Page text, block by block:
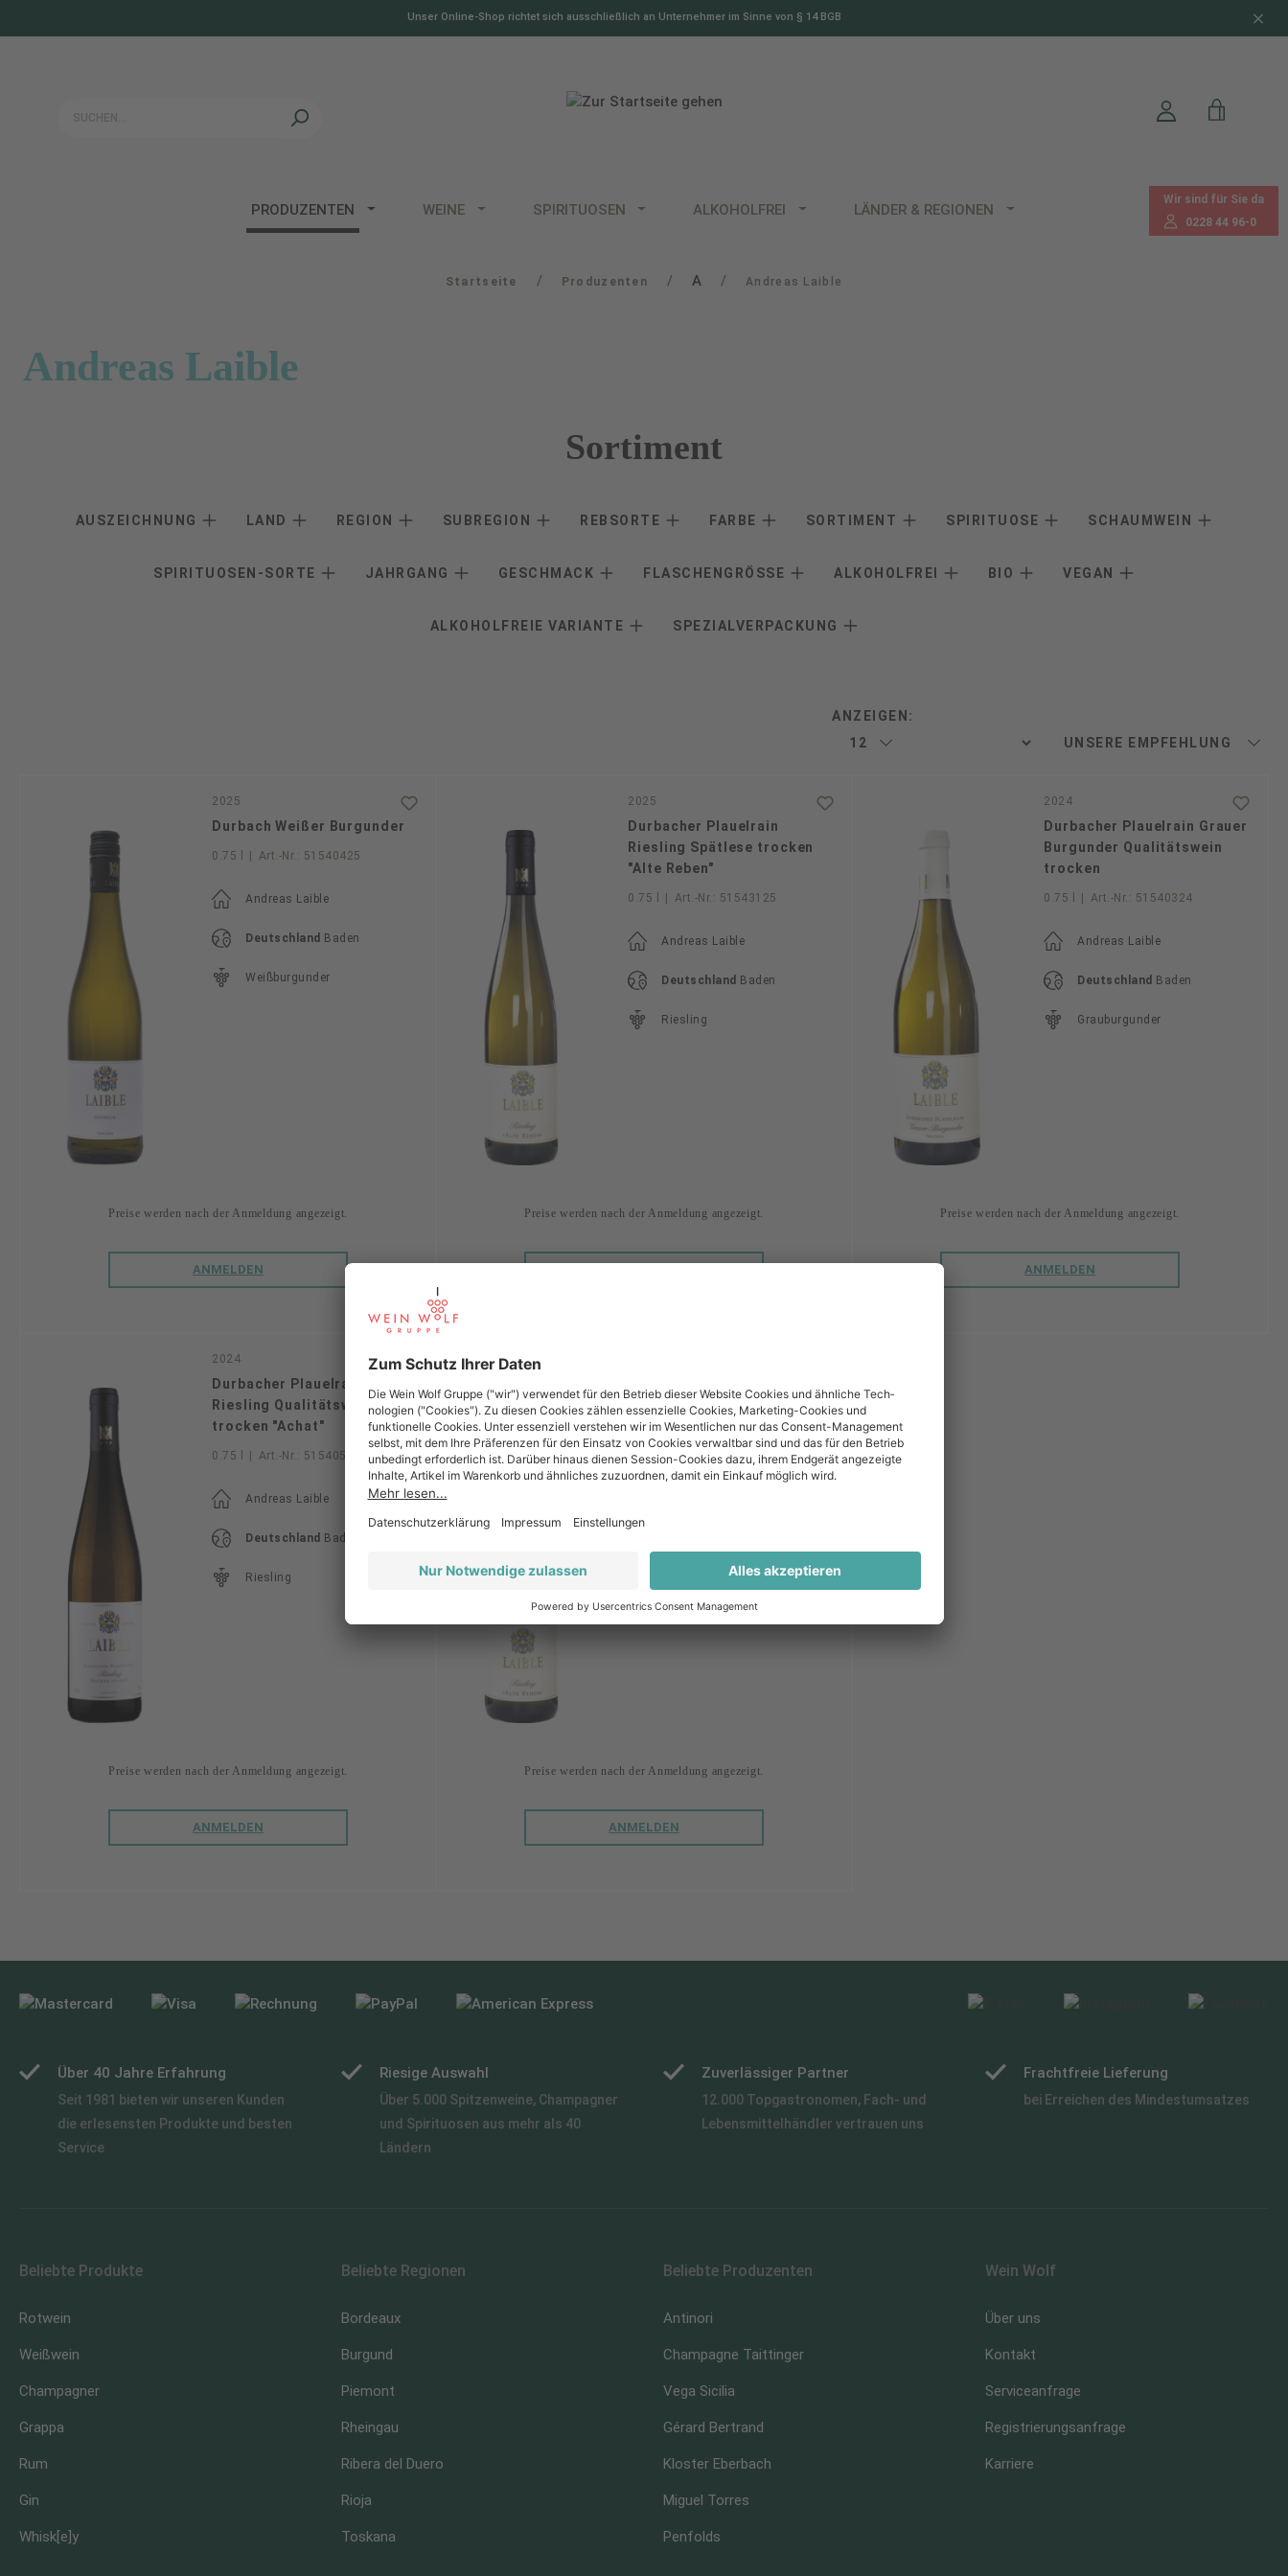
Unser Online-Shop richtet sich ausschließlich an Unternehmer im Sinne von § 14 BGB
PRODUZENTEN WEINE SPIRITUOSEN ALKOHOLFREI LÄNDER & REGIONEN
Wir sind für Sie da
0228 44 96-0
Startseite / Produzenten / A / Andreas Laible
Andreas Laible
Sortiment
AUSZEICHNUNG LAND REGION SUBREGION REBSORTE FARBE SORTIMENT SPIRITUOSE SCHAUMWEIN
SPIRITUOSEN-SORTE JAHRGANG GESCHMACK FLASCHENGRÖSSE ALKOHOLFREI BIO VEGAN
ALKOHOLFREIE VARIANTE SPEZIALVERPACKUNG
ANZEIGEN:
2025
Durbach Weißer Burgunder
0.75 l Art.-Nr.: 51540425
Andreas Laible
Deutschland Baden
Weißburgunder
Preise werden nach der Anmeldung angezeigt.
ANMELDEN
2025
Durbacher Plauelrain
Riesling Spätlese trocken
"Alte Reben"
0.75 l Art.-Nr.: 51543125
Andreas Laible
Deutschland Baden
Riesling
Preise werden nach der Anmeldung angezeigt.
2024
Durbacher Plauelrain Grauer
Burgunder Qualitätswein
trocken
0.75 l Art.-Nr.: 51540324
Andreas Laible
Deutschland Baden
Grauburgunder
Preise werden nach der Anmeldung angezeigt.
ANMELDEN
2024
Durbacher Plauelrain
Riesling Qualitätswein
trocken "Achat"
0.75 l Art.-Nr.: 51540524
Andreas Laible
Deutschland Baden
Riesling
Preise werden nach der Anmeldung angezeigt.
ANMELDEN
Riesling Spätlese trocken
"Alte Reben"
0.75 l | Art.-Nr.:51543124
Preise werden nach der Anmeldung angezeigt.
ANMELDEN
Über 40 Jahre Erfahrung
Seit 1981 bieten wir unseren Kunden
die erlesensten Produkte und besten
Service
Riesige Auswahl
Über 5.000 Spitzenweine, Champagner
und Spirituosen aus mehr als 40
Ländern
Zuverlässiger Partner
12.000 Topgastronomen, Fach- und
Lebensmittelhändler vertrauen uns
Frachtfreie Lieferung
bei Erreichen des Mindestumsatzes
Beliebte Produkte
Rotwein
Weißwein
Champagner
Grappa
Rum
Gin
Whisk[e]y
Beliebte Regionen
Bordeaux
Burgund
Piemont
Rheingau
Ribera del Duero
Rioja
Toskana
Beliebte Produzenten
Antinori
Champagne Taittinger
Vega Sicilia
Gérard Bertrand
Kloster Eberbach
Miguel Torres
Penfolds
Wein Wolf
Über uns
Kontakt
Serviceanfrage
Registrierungsanfrage
Karriere